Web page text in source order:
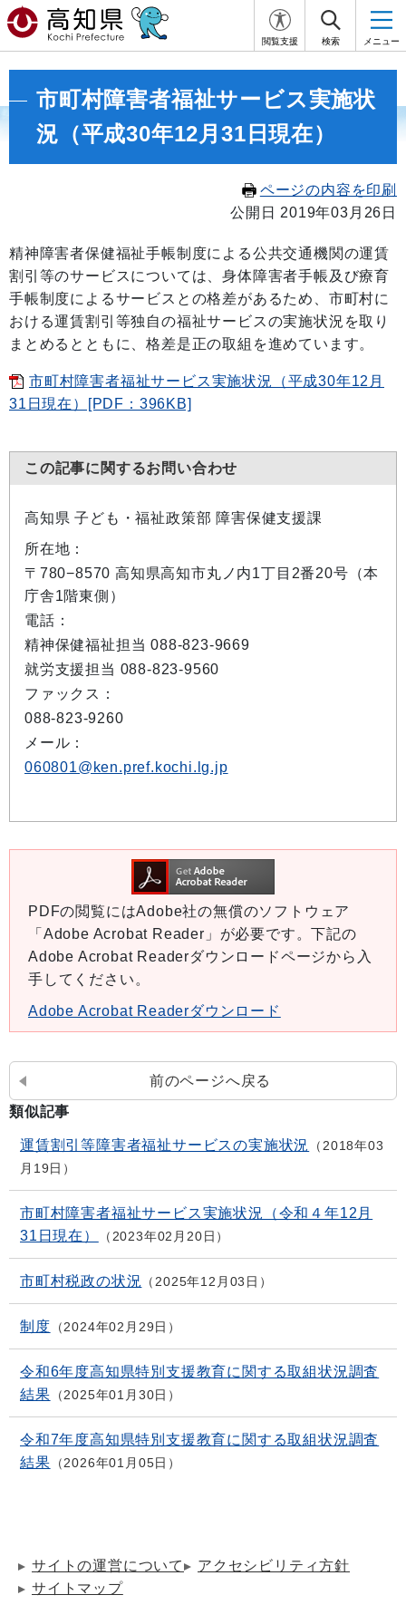
閲覧支援 検索 メニュー
市町村障害者福祉サービス実施状
況（平成30年12月31日現在）
ページの内容を印刷
公開日 2019年03月26日
精神障害者保健福祉手帳制度による公共交通機関の運賃
割引等のサービスについては、身体障害者手帳及び療育
手帳制度によるサービスとの格差があるため、市町村に
おける運賃割引等独自の福祉サービスの実施状況を取り
まとめるとともに、格差是正の取組を進めています。
市町村障害者福祉サービス実施状況（平成30年12月
31日現在）[PDF：396KB]
この記事に関するお問い合わせ
高知県 子ども・福祉政策部 障害保健支援課
所在地：
〒780−8570 高知県高知市丸ノ内1丁目2番20号（本
庁舎1階東側）
電話：
精神保健福祉担当 088-823-9669
就労支援担当 088-823-9560
ファックス：
088-823-9260
メール：
060801@ken.pref.kochi.lg.jp
PDFの閲覧にはAdobe社の無償のソフトウェア
「Adobe Acrobat Reader」が必要です。下記の
Adobe Acrobat Readerダウンロードページから入
手してください。
Adobe Acrobat Readerダウンロード
前のページへ戻る
類似記事
運賃割引等障害者福祉サービスの実施状況
2018年03
月19日
市町村障害者福祉サービス実施状況（令和４年12月
31日現在）
2023年02月20日
市町村税政の状況 2025年12月03日
制度 2024年02月29日
令和6年度高知県特別支援教育に関する取組状況調査
結果
2025年01月30日
令和7年度高知県特別支援教育に関する取組状況調査
結果
2026年01月05日
サイトの運営について
アクセシビリティ方針
サイトマップ